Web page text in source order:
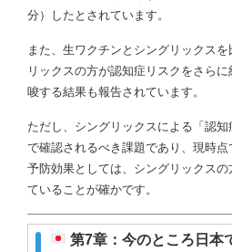
分）したとされています。
また、生ワクチンとシングリックス
リックスの方が認知症リスクをさら
唆する結果も報告されています。
ただし、シングリックスによる「認
で確認されるべき課題であり、現時
予防効果としては、シングリックス
ていることが確かです。
第7章：今のところ日本